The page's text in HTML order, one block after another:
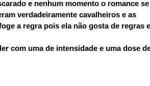
e nenhum momento o romance se
verdadeiramente cavalheiros e as
a regra pois ela não gosta de regras e
com uma de intensidade e uma dose